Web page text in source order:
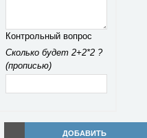
Контрольный вопрос
Сколько будет 2+2*2 ?
(прописью)
ДОБАВИТЬ